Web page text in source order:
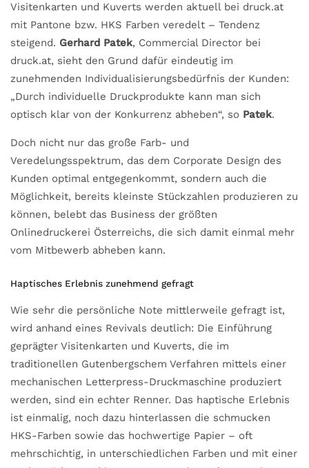
Visitenkarten und Kuverts werden aktuell bei druck.at
mit Pantone bzw. HKS Farben veredelt – Tendenz
steigend. Gerhard Patek, Commercial Director bei
druck.at, sieht den Grund dafür eindeutig im
zunehmenden Individualisierungsbedürfnis der Kunden:
„Durch individuelle Druckprodukte kann man sich
optisch klar von der Konkurrenz abheben“, so Patek.
Doch nicht nur das große Farb- und
Veredelungsspektrum, das dem Corporate Design des
Kunden optimal entgegenkommt, sondern auch die
Möglichkeit, bereits kleinste Stückzahlen produzieren zu
können, belebt das Business der größten
Onlinedruckerei Österreichs, die sich damit einmal mehr
vom Mitbewerb abheben kann.
Haptisches Erlebnis zunehmend gefragt
Wie sehr die persönliche Note mittlerweile gefragt ist,
wird anhand eines Revivals deutlich: Die Einführung
geprägter Visitenkarten und Kuverts, die im
traditionellen Gutenbergschem Verfahren mittels einer
mechanischen Letterpress-Druckmaschine produziert
werden, sind ein echter Renner. Das haptische Erlebnis
ist einmalig, noch dazu hinterlassen die schmucken
HKS-Farben sowie das hochwertige Papier – oft
mehrschichtig, in unterschiedlichen Farben und mit einer